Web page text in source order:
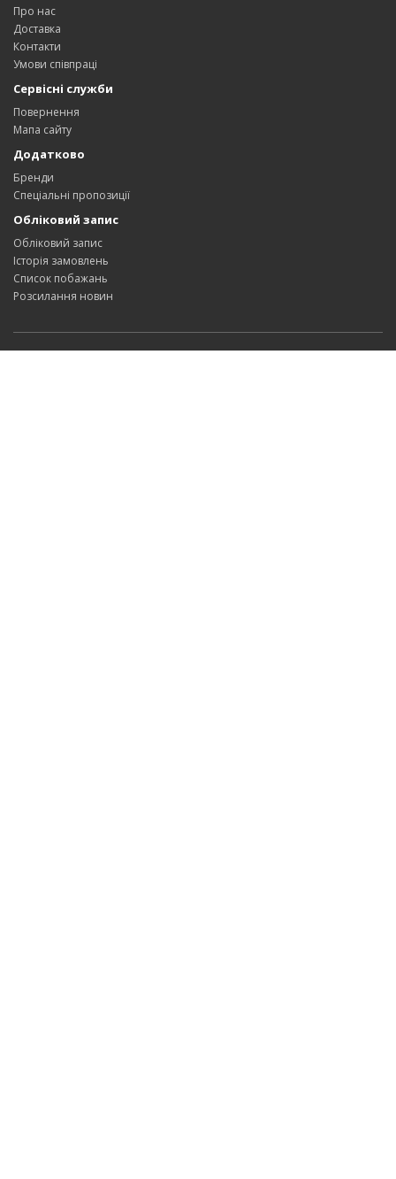
Про нас
Доставка
Контакти
Умови співпраці
Сервісні служби
Повернення
Мапа сайту
Додатково
Бренди
Спеціальні пропозиції
Обліковий запис
Обліковий запис
Історія замовлень
Список побажань
Розсилання новин